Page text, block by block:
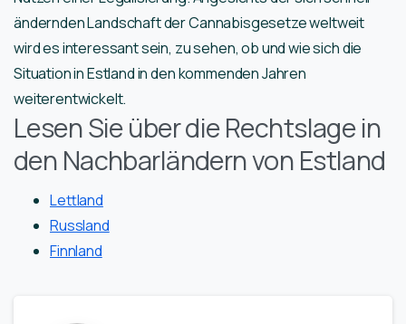
ändernden Landschaft der Cannabisgesetze weltweit
wird es interessant sein, zu sehen, ob und wie sich die
Situation in Estland in den kommenden Jahren
weiterentwickelt.
Lesen Sie über die Rechtslage in
den Nachbarländern von Estland
Lettland
Russland
Finnland